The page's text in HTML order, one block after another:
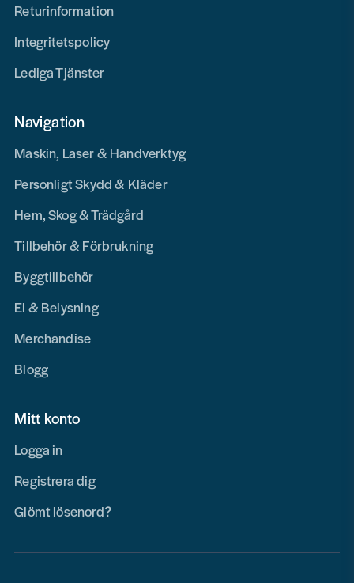
Returinformation
Integritetspolicy
Lediga Tjänster
Navigation
Maskin, Laser & Handverktyg
Personligt Skydd & Kläder
Hem, Skog & Trädgård
Tillbehör & Förbrukning
Byggtillbehör
El & Belysning
Merchandise
Blogg
Mitt konto
Logga in
Registrera dig
Glömt lösenord?